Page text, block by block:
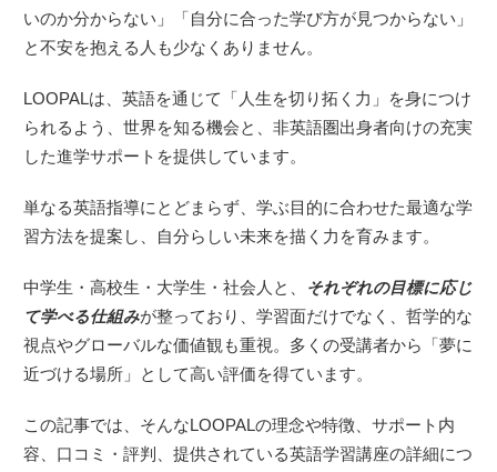
いのか分からない」「自分に合った学び方が見つからない」
と不安を抱える人も少なくありません。
LOOPALは、英語を通じて「人生を切り拓く力」を身につけ
られるよう、世界を知る機会と、非英語圏出身者向けの充実
した進学サポートを提供しています。
単なる英語指導にとどまらず、学ぶ目的に合わせた最適な学
習方法を提案し、自分らしい未来を描く力を育みます。
中学生・高校生・大学生・社会人と、
それぞれの目標に応じ
て学べる仕組みが整っており、学習面だけでなく、哲学的な
視点やグローバルな価値観も重視。多くの受講者から「夢に
近づける場所」として高い評価を得ています。
この記事では、そんなLOOPALの理念や特徴、サポート内
容、口コミ・評判、提供されている英語学習講座の詳細につ